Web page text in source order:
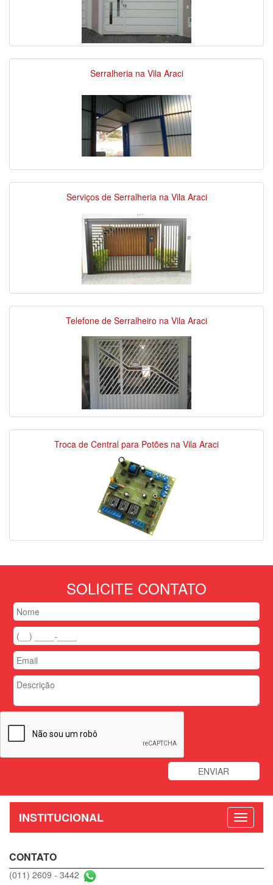
Serralheria na Vila Araci
Serviços de Serralheria na Vila Araci
Telefone de Serralheiro na Vila Araci
Troca de Central para Potões na Vila Araci
SOLICITE CONTATO
INSTITUCIONAL
CONTATO
(011) 2609 - 3442